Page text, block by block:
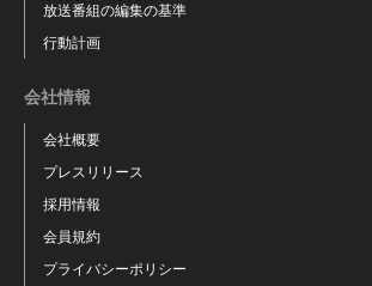
放送番組の編集の基準
行動計画
会社情報
会社概要
プレスリリース
採用情報
会員規約
プライバシーポリシー